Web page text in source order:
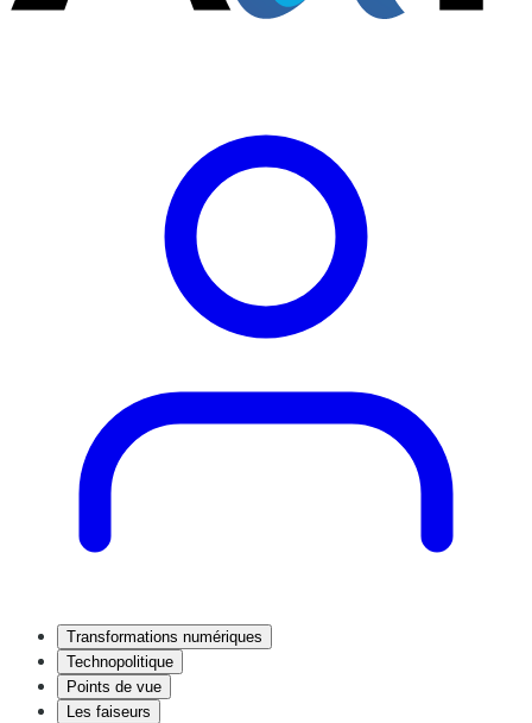
Transformations numériques
Technopolitique
Points de vue
Les faiseurs